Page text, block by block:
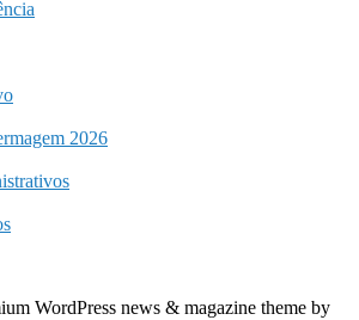
2026
WordPress news & magazine theme by